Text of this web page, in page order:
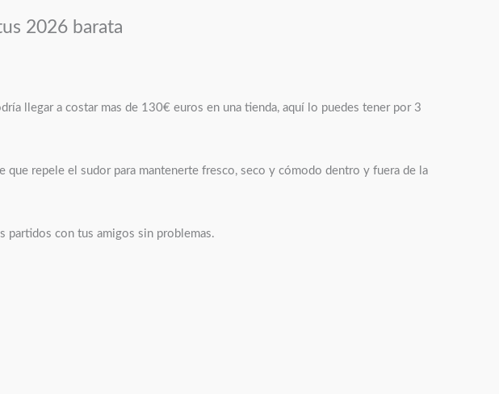
2026 barata
llegar a costar mas de 130€ euros en una tienda, aquí lo puedes tener por 3
que repele el sudor para mantenerte fresco, seco y cómodo dentro y fuera de la
partidos con tus amigos sin problemas.